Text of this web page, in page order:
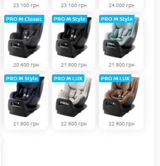
23 100 грн 23 100 грн 24 000 грн
20 400 грн
PRO M Classic
21 900 грн
PRO M Style
21 900 грн
PRO M Style
21 900 грн
PRO M Style
22 800 грн
PRO M LUX
22 800 грн
PRO M LUX